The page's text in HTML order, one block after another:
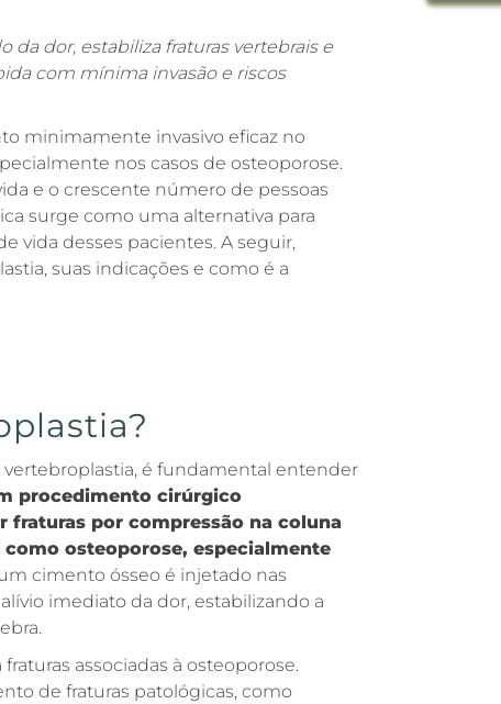
da dor, estabiliza fraturas vertebrais e
com mínima invasão e riscos
minimamente invasivo eficaz no
nos casos de osteoporose.
e o crescente número de pessoas
surge como uma alternativa para
vida desses pacientes. A seguir,
suas indicações e como é a
é fundamental entender
procedimento cirúrgico
fraturas por compressão na coluna
osteoporose, especialmente
cimento ósseo é injetado nas
imediato da dor, estabilizando a
associadas à osteoporose.
de fraturas patológicas, como